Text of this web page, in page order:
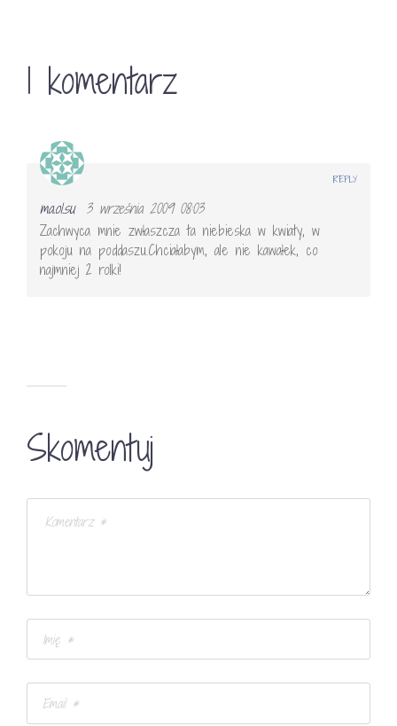
1 komentarz
ma.ol.su
3 września 2009 08:03
Zachwyca mnie zwłaszcza ta niebieska w kwiaty, w
pokoju na poddaszu.Chciałabym, ale nie kawałek, co
najmniej 2 rolki!
REPLY
Skomentuj